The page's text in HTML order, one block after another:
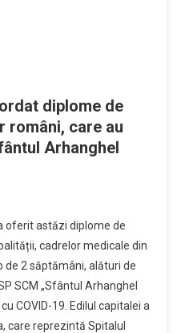
diplome de
români, care au
Arhanghel
oferit astăzi diplome de
cadrelor medicale din
de 2 săptămâni, alături de
SCM „Sfântul Arhanghel
COVID-19. Edilul capitalei a
care reprezintă Spitalul